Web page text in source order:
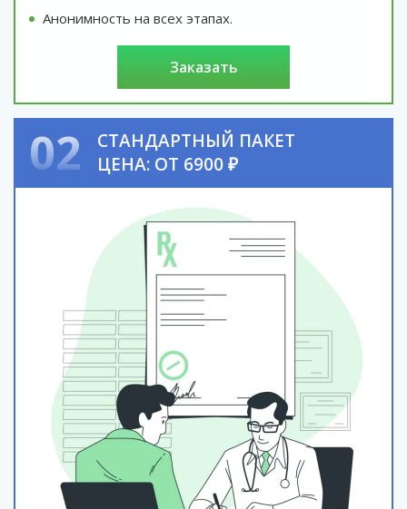
Анонимность на всех этапах.
заказать
02
СТАНДАРТНЫЙ ПАКЕТ
ЦЕНА: ОТ 6900 ₽